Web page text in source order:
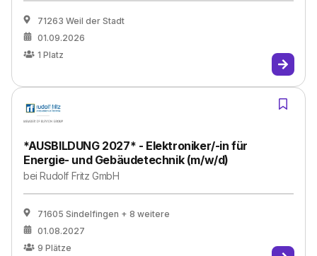
71263 Weil der Stadt
01.09.2026
1 Platz
*AUSBILDUNG 2027* - Elektroniker/-in für
Energie- und Gebäudetechnik (m/w/d)
beiRudolf Fritz GmbH
71605 Sindelfingen + 8 weitere
01.08.2027
9 Plätze